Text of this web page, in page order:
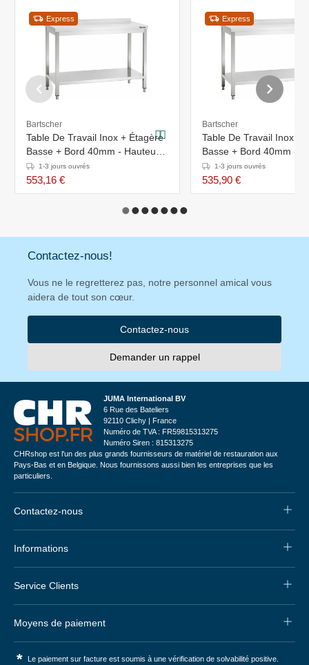
Express
Bartscher
Table De Travail Inox + Étagère
Basse + Bord 40mm - Hauteur
850-900mm -
2000(L)x600(P)mm
1-3 jours ouvrés
553,16 €
Express
Bartscher
Table De Travail Inox +
Basse + Bord 40mm -
850-900mm -
1800(L)x700(P)mm
1-3 jours ouvrés
535,90 €
Contactez-nous!
Vous ne le regretterez pas, notre personnel amical vous
aidera de tout son cœur.
Contactez-nous
Demander un rappel
JUMA International BV
6 Rue des Bateliers
92110 Clichy | France
Numéro de TVA : FR59815313275
Numéro Siren : 815313275
CHRshop est l'un des plus grands fournisseurs de matériel de restauration aux
Pays-Bas et en Belgique. Nous fournissons aussi bien les entreprises que les
particuliers.
Contactez-nous
Informations
Service Clients
Moyens de paiement
* Le paiement sur facture est soumis à une vérification de solvabilité positive.